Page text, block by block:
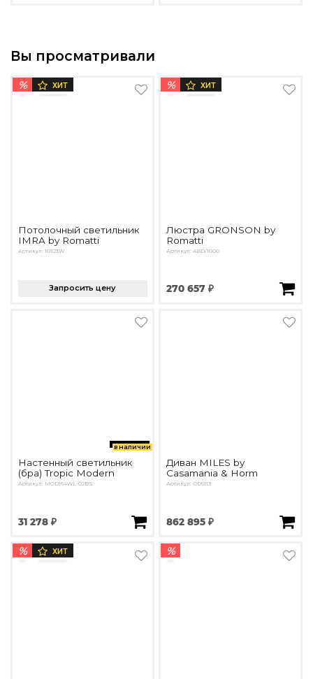
Вы просматривали
% ХИТ
Потолочный светильник
IMRA by Romatti
Артикул: 10923W
Запросить цену
% ХИТ
Люстра GRONSON by
Romatti
Артикул: ABD/1000
270 657 ₽
в наличии
Настенный светильник
(бра) Tropic Modern
Артикул: MOD164WL-02BS
31 278 ₽
Диван MILES by
Casamania & Horm
Артикул: OD5113
862 895 ₽
% ХИТ %